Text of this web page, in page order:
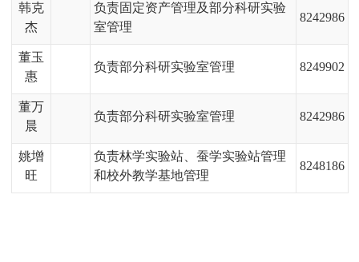
韩克
杰
负责固定资产管理及部分科研实验
室管理
8242986
董玉
惠
负责部分科研实验室管理 8249902
董万
晨
负责部分科研实验室管理 8242986
姚增
旺
负责林学实验站、蚕学实验站管理
和校外教学基地管理
8248186